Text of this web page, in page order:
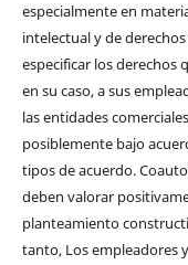
especialmente en
intelectual y de
especificar los derechos
en su caso, a sus
las entidades
posiblemente bajo
tipos de acuerdo.
deben valorar
planteamiento
tanto, Los empleadores